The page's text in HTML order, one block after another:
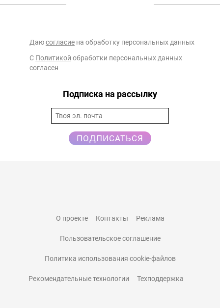
Даюсогласие на обработку персональных данных
С Политикой обработки персональных данных
согласен
Подписка на рассылку
ПОДПИСАТЬСЯ
О проекте Контакты Реклама
Пользовательское соглашение
Политика использования cookie-файлов
Рекомендательные технологии Техподдержка